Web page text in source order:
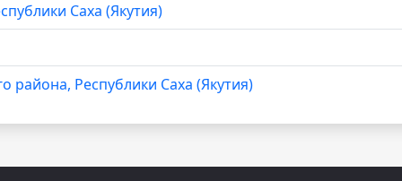
Саха (Якутия)
района, Республики Саха (Якутия)